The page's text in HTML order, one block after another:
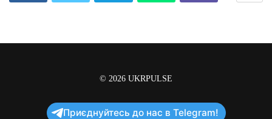
© 2026 UKRPULSE
Приєднуйтесь до нас в Telegram!